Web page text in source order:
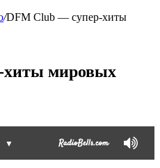
/DFM Club — супер-хиты
мировых
▼